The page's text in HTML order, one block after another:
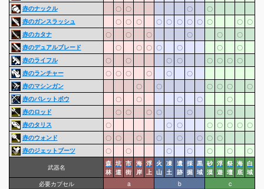
武器名
森
林
坑
道
市
街
海
岸
浮
上
火
山
凍
土
遺
跡
採
掘
黒
域
砂
漠
浮
遊
祭
壇
海
底
白
域
必要カプセル
a b c
赤のナックル
〇 〇 〇
〇
赤のガンスラッシュ
〇 〇 〇 〇 〇 〇 〇 〇 〇 〇 〇
赤のカタナ
〇 〇 〇 〇 〇
〇
赤のデュアルブレード
〇 〇 〇 〇 〇 〇
〇
赤のライフル
〇 〇 〇 〇 〇 〇 〇 〇
赤のランチャー
〇 〇 〇 〇 〇
〇
赤のマシンガン
〇 〇 〇 〇 〇
〇
赤のバレットボウ
〇 〇 〇 〇
〇
赤のロッド
〇 〇 〇 〇 〇 〇 〇
赤のタリス
〇 〇 〇 〇 〇 〇 〇 〇
赤のウォンド
〇 〇 〇 〇 〇 〇 〇 〇
赤のジェットブーツ
〇 〇 〇 〇 〇 〇 〇